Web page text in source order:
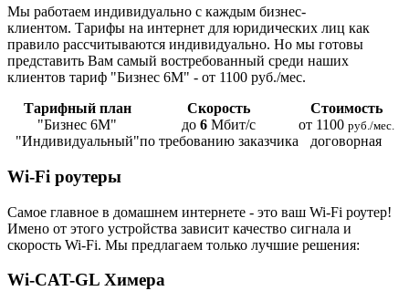
Мы работаем индивидуально с каждым бизнес-
клиентом. Тарифы на интернет для юридических лиц как
правило рассчитываются индивидуально. Но мы готовы
представить Вам самый востребованный среди наших
клиентов тариф "Бизнес 6М" - от 1100 руб./мес.
Тарифный план
Скорость
Стоимость
"Бизнес 6М"
до 6 Мбит/с от 1100 руб./мес.
"Индивидуальный"по требованию заказчика договорная
Wi-Fi роутеры
Самое главное в домашнем интернете - это ваш Wi-Fi роутер!
Имено от этого устройства зависит качество сигнала и
скорость Wi-Fi. Мы предлагаем только лучшие решения:
Wi-CAT-GL Химера